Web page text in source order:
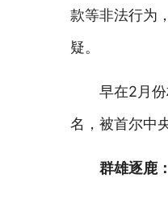
款等非法行为
疑。
早在2月
名，被首尔中
群雄逐鹿